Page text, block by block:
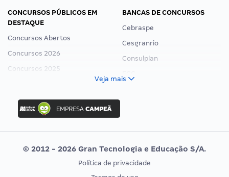
CONCURSOS PÚBLICOS EM
DESTAQUE
Concursos Abertos
Concursos 2026
Concursos 2025
Concurso Ibama
Concurso MPU
Editais publicados
BANCAS DE CONCURSOS
Cebraspe
Cesgranrio
Consulplan
Vunesp
CONCURSOS POR PROFISSÃO EXAME DE ORDEM
Veja mais
© 2012 - 2026 Gran Tecnologia e Educação S/A.
Política de privacidade